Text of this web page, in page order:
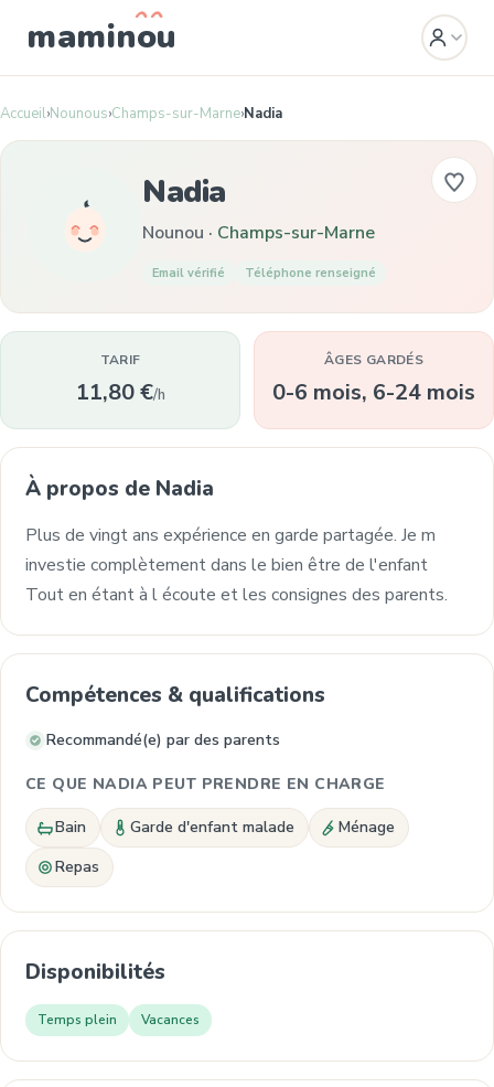
maminou
Accueil›Nounous›Champs-sur-Marne›Nadia
Nadia
Nounou · Champs-sur-Marne
Email vérifié Téléphone renseigné
TARIF
11,80 €/h
ÂGES GARDÉS
0-6 mois, 6-24 mois
À propos de Nadia
Plus de vingt ans expérience en garde partagée. Je m
investie complètement dans le bien être de l'enfant
Tout en étant à l écoute et les consignes des parents.
Compétences & qualifications
Recommandé(e) par des parents
CE QUE NADIA PEUT PRENDRE EN CHARGE
Bain Garde d'enfant malade
Ménage
Repas
Disponibilités
Temps plein Vacances